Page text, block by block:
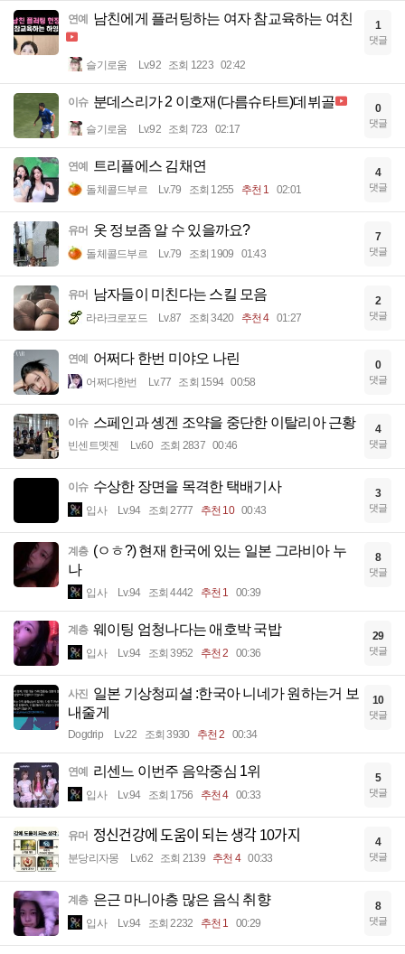
연예 남친에게 플러팅하는 여자 참교육하는 여친
슬기로움 Lv.92 조회 1223 02:42
1
댓글
이슈 분데스리가 2 이호재(다름슈타트)데뷔골
슬기로움 Lv.92 조회 723 02:17
0
댓글
연예 트리플에스 김채연
돌체콜드부르 Lv.79 조회 1255 추천 1 02:01
4
댓글
유머 옷 정보좀 알 수 있을까요?
돌체콜드부르 Lv.79 조회 1909 01:43
7
댓글
유머 남자들이 미친다는 스킬 모음
라라크로포드 Lv.87 조회 3420 추천 4 01:27
2
댓글
연예 어쩌다 한번 미야오 나린
어쩌다한번 Lv.77 조회 1594 00:58
0
댓글
이슈 스페인과 솅겐 조약을 중단한 이탈리아 근황
빈센트멧젠 Lv.60 조회 2837 00:46
4
댓글
이슈 수상한 장면을 목격한 택배기사
입사 Lv.94 조회 2777 추천 10 00:43
3
댓글
계층 (ㅇㅎ?) 현재 한국에 있는 일본 그라비아 누
나
입사 Lv.94 조회 4442 추천 1 00:39
8
댓글
계층 웨이팅 엄청나다는 애호박 국밥
입사 Lv.94 조회 3952 추천 2 00:36
29
댓글
사진 일본 기상청피셜 :한국아 니네가 원하는거 보
내줄게
Dogdrip Lv.22 조회 3930 추천 2 00:34
10
댓글
연예 리센느 이번주 음악중심 1위
입사 Lv.94 조회 1756 추천 4 00:33
5
댓글
유머 정신건강에 도움이 되는 생각 10가지
분당리자몽 Lv.62 조회 2139 추천 4 00:33
4
댓글
계층 은근 마니아층 많은 음식 취향
입사 Lv.94 조회 2232 추천 1 00:29
8
댓글